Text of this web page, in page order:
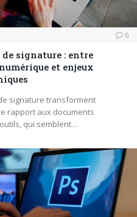
0
de signature : entre
et enjeux
signature transforment
rapport aux documents
qui semblent…